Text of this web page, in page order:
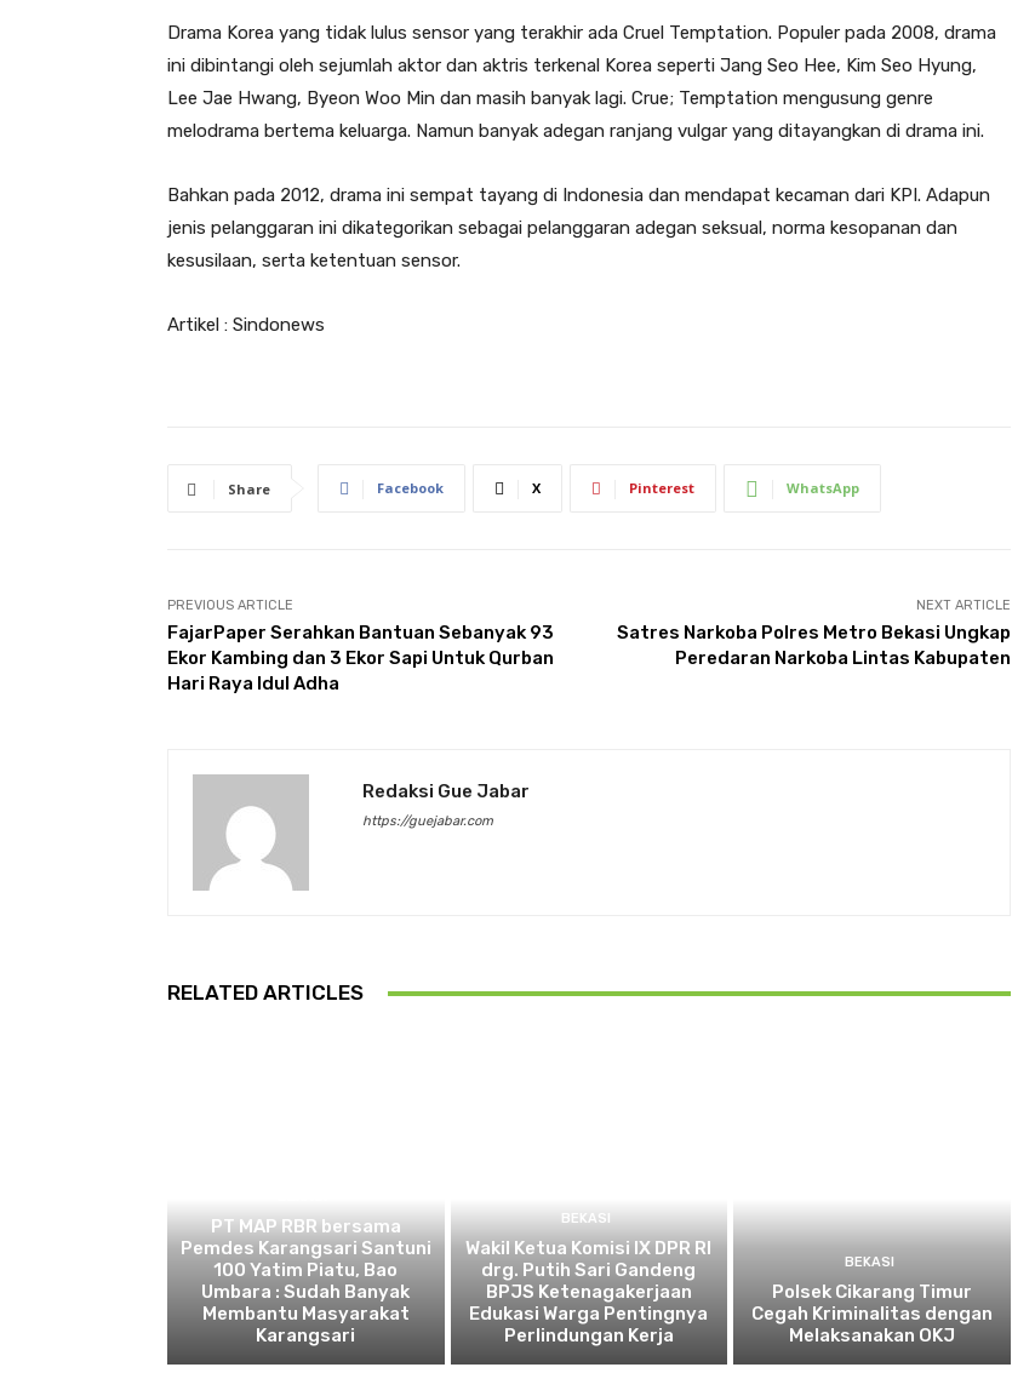
Drama Korea yang tidak lulus sensor yang terakhir ada Cruel Temptation. Populer pada 2008, drama
ini dibintangi oleh sejumlah aktor dan aktris terkenal Korea seperti Jang Seo Hee, Kim Seo Hyung,
Lee Jae Hwang, Byeon Woo Min dan masih banyak lagi. Crue; Temptation mengusung genre
melodrama bertema keluarga. Namun banyak adegan ranjang vulgar yang ditayangkan di drama ini.
Bahkan pada 2012, drama ini sempat tayang di Indonesia dan mendapat kecaman dari KPI. Adapun
jenis pelanggaran ini dikategorikan sebagai pelanggaran adegan seksual, norma kesopanan dan
kesusilaan, serta ketentuan sensor.
Artikel : Sindonews
Share Facebook X Pinterest WhatsApp
PREVIOUS ARTICLE
FajarPaper Serahkan Bantuan Sebanyak 93
Ekor Kambing dan 3 Ekor Sapi Untuk Qurban
Hari Raya Idul Adha
NEXT ARTICLE
Satres Narkoba Polres Metro Bekasi Ungkap
Peredaran Narkoba Lintas Kabupaten
Redaksi Gue Jabar
https://guejabar.com
RELATED ARTICLES
PT MAP RBR bersama
Pemdes Karangsari Santuni
100 Yatim Piatu, Bao
Umbara : Sudah Banyak
Membantu Masyarakat
Karangsari
BEKASI
Wakil Ketua Komisi IX DPR RI
drg. Putih Sari Gandeng
BPJS Ketenagakerjaan
Edukasi Warga Pentingnya
Perlindungan Kerja
BEKASI
Polsek Cikarang Timur
Cegah Kriminalitas dengan
Melaksanakan OKJ